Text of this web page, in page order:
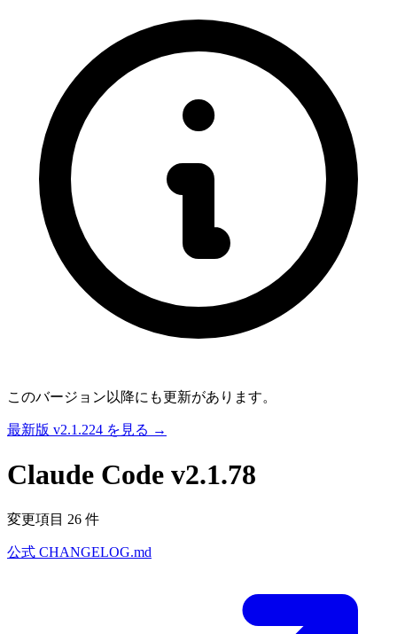
このバージョン以降にも更新があります。
最新版 v2.1.224 を見る →
Claude Code v2.1.78
変更項目 26 件
公式 CHANGELOG.md